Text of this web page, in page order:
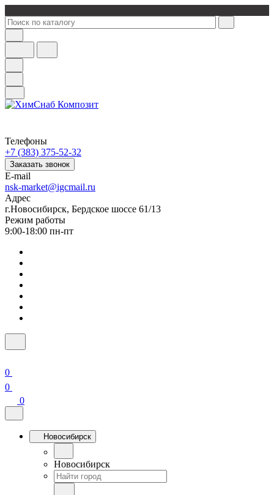
Телефоны
+7 (383) 375-52-32
Заказать звонок
E-mail
nsk-market@igcmail.ru
Адрес
г.Новосибирск, Бердское шоссе 61/13
Режим работы
9:00-18:00 пн-пт
0
0
0
Новосибирск
Новосибирск